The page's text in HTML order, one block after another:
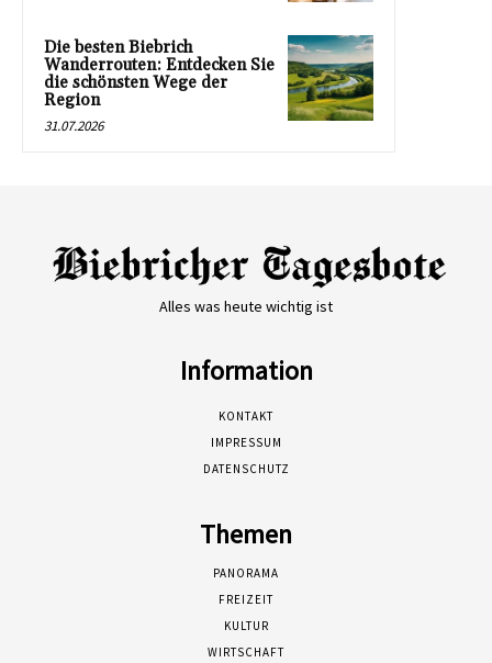
Die besten Biebrich
Wanderrouten: Entdecken Sie
die schönsten Wege der
Region
31.07.2026
Alles was heute wichtig ist
Information
KONTAKT
IMPRESSUM
DATENSCHUTZ
Themen
PANORAMA
FREIZEIT
KULTUR
WIRTSCHAFT